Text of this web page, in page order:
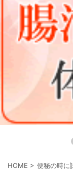
HOME > 便秘の時に